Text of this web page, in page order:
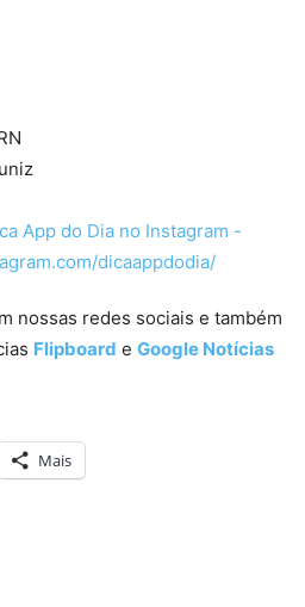
nossas redes sociais e também
Flipboard e Google Notícias
Mais